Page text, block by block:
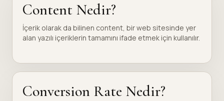
Content Nedir?
İçerik olarak da bilinen content, bir web sitesinde yer
alan yazılı içeriklerin tamamını ifade etmek için kullanılır.
Conversion Rate Nedir?